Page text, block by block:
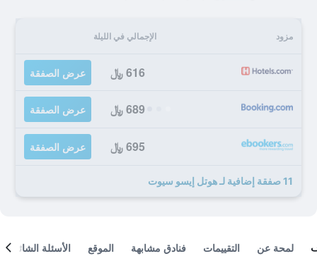
مزود الإجمالي في الليلة
616 ﷼ عرض الصفقة
689 ﷼ عرض الصفقة
695 ﷼ عرض الصفقة
11 صفقة إضافية لـ هوتل إيسو سيوت
لمحة عن التقييمات فنادق مشابهة الموقع الأسئلة الشائعة